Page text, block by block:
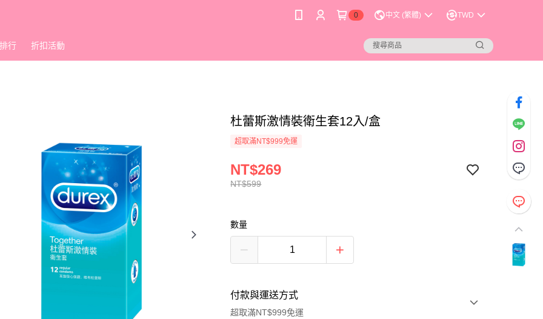
0 中文 (繁體) TWD
行 折扣活動
杜蕾斯激情裝衛生套12入/盒
超取滿NT$999免運
NT$599
NT$269
數量
付款與運送方式
超取滿NT$999免運